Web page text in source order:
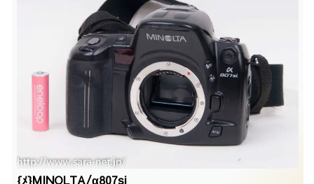
{ﾒ}MINOLTA/α807si